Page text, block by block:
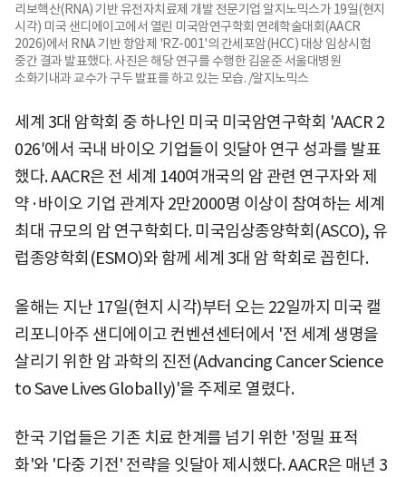
리보핵산(RNA) 기반 유전자치료제 개발 전문기업 알지노믹스가 19일(현지
시각) 미국 샌디에이고에서 열린 미국암연구학회 연례학술대회(AACR
2026)에서 RNA 기반 항암제 'RZ-001'의 간세포암(HCC) 대상 임상시험
중간 결과 발표했다. 사진은 해당 연구를 수행한 김윤준 서울대병원
소화기내과 교수가 구두 발표를 하고 있는 모습. /알지노믹스
세계 3대 암학회 중 하나인 미국 미국암연구학회 'AACR 2
026′에서 국내 바이오 기업들이 잇달아 연구 성과를 발표
했다. AACR은 전 세계 140여개국의 암 관련 연구자와 제
약·바이오 기업 관계자 2만2000명 이상이 참여하는 세계
최대 규모의 암 연구학회다. 미국임상종양학회(ASCO), 유
럽종양학회(ESMO)와 함께 세계 3대 암 학회로 꼽힌다.
올해는 지난 17일(현지 시각)부터 오는 22일까지 미국 캘
리포니아주 샌디에이고 컨벤션센터에서 '전 세계 생명을
살리기 위한 암 과학의 진전(Advancing Cancer Science
to Save Lives Globally)'을 주제로 열렸다.
한국 기업들은 기존 치료 한계를 넘기 위한 '정밀 표적
화'와 '다중 기전' 전략을 잇달아 제시했다. AACR은 매년 3